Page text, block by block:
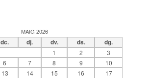
MAIG 2026
dc. dj. dv. ds. dg.
1 2
3
6 7 8 9
10
13 14 15 16
17